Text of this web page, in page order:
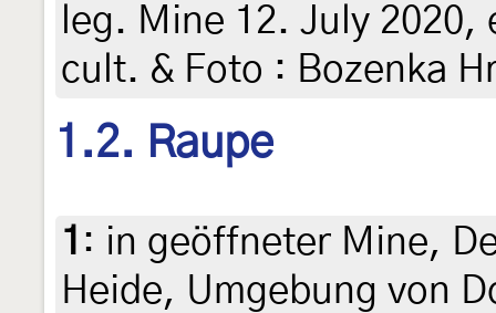
leg. Mine 12. July
cult. & Foto : Bozenka
1.2. Raupe
1 : in geöffneter Mine,
Heide, Umgebung von